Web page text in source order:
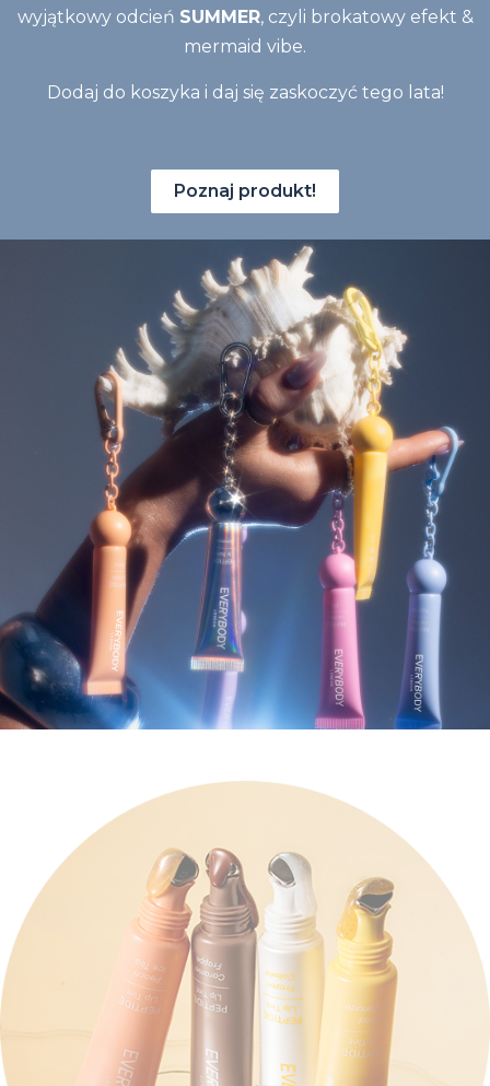
wyjątkowy odcień SUMMER, czyli brokatowy efekt &
mermaid vibe.
Dodaj do koszyka i daj się zaskoczyć tego lata!
Poznaj produkt!